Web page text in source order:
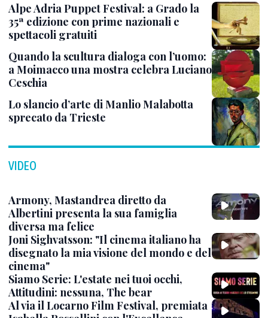
Alpe Adria Puppet Festival: a Grado la
35ª edizione con prime nazionali e
spettacoli gratuiti
Quando la scultura dialoga con l’uomo:
a Moimacco una mostra celebra Luciano
Ceschia
Lo slancio d’arte di Manlio Malabotta
sprecato da Trieste
VIDEO
Armony, Mastandrea diretto da
Albertini presenta la sua famiglia
diversa ma felice
Joni Sighvatsson: "Il cinema italiano ha
disegnato la mia visione del mondo e del
cinema"
Siamo Serie: L'estate nei tuoi occhi,
Attitudini: nessuna, The bear
Al via il Locarno Film Festival, premiata